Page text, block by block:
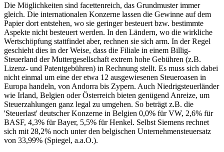
Die Möglichkeiten sind facettenreich, das Grundmuster immer
gleich. Die internationalen Konzerne lassen die Gewinne auf dem
Papier dort entstehen, wo sie geringer besteuert bzw. bestimmte
Aspekte nicht besteuert werden. In den Ländern, wo die wirkliche
Wertschöpfung stattfindet aber, rechnen sie sich arm. In der Regel
geschieht dies in der Weise, dass die Filiale in einem Billig-
Steuerland der Muttergesellschaft extrem hohe Gebühren (z.B.
Lizenz- und Patentgebühren) in Rechnung stellt. Es muss sich dabei
nicht einmal um eine der etwa 12 ausgewiesenen Steueroasen in
Europa handeln, von Andorra bis Zypern. Auch Niedrigsteuerländer
wie Irland, Belgien oder Österreich bieten genügend Anreize, um
Steuerzahlungen ganz legal zu umgehen. So beträgt z.B. die
'Steuerlast' deutscher Konzerne in Belgien 0,0% für VW, 2,6% für
BASF, 4,3% für Bayer, 5,5% für Henkel. Selbst Siemens rechnet
sich mit 28,2% noch unter den belgischen Unternehmensteuersatz
von 33,99% (Spiegel, a.a.O.).